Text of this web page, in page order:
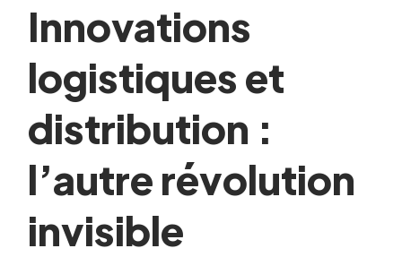
Innovations
logistiques et
distribution :
l’autre révolution
invisible